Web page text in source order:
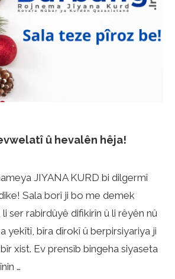
û hevalên hêja!
JIYANA KURD bi dilgermî
Sala borî ji bo me demek
ser rabirdûyê difikirîn û li rêyên nû
yekîtî, bîra dîrokî û berpirsiyariya ji
xist. Ev prensîb bingeha siyaseta
…